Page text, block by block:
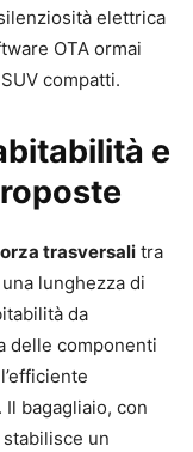
elettrica
OTA ormai
compatti.
e
trasversali tra
lunghezza di
da
delle componenti
bagagliaio, con
un